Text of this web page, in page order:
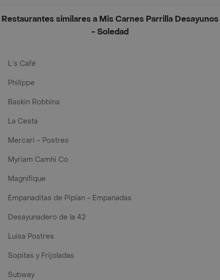
Restaurantes similares a Mis Carnes Parrilla Desayunos
- Soledad
L´s Café
Philippe
Baskin Robbins
La Cesta
Mercari - Postres
Myriam Camhi Co
Magnifique
Empanaditas de Pipian - Empanadas
Desayunadero de la 42
Luisa Postres
Sopitas y Frijoladas
Subway